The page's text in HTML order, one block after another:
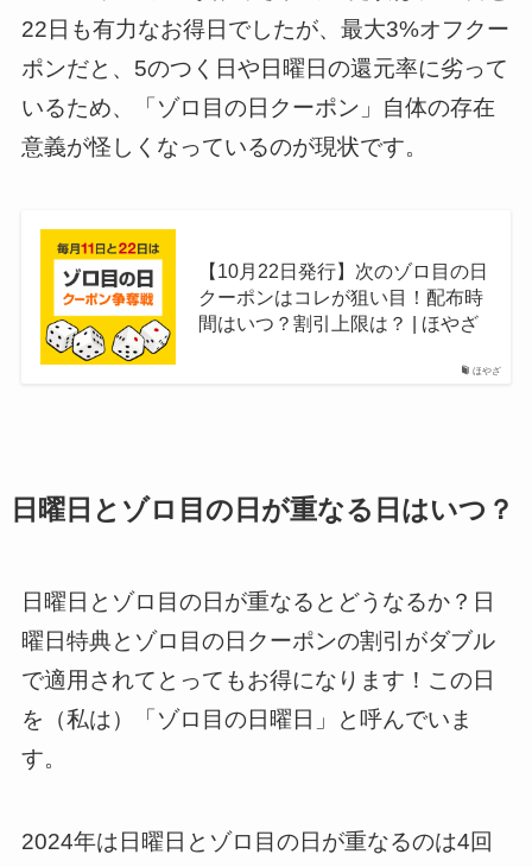
22日も有力なお得日でしたが、最大3%オフクー
ポンだと、5のつく日や日曜日の還元率に劣って
いるため、「ゾロ目の日クーポン」自体の存在
意義が怪しくなっているのが現状です。
ほやざ
【10月22日発行】次のゾロ目の日
クーポンはコレが狙い目！配布時
間はいつ？割引上限は？ | ほやざ
日曜日とゾロ目の日が重なる日はいつ？
日曜日とゾロ目の日が重なるとどうなるか？日
曜日特典とゾロ目の日クーポンの割引がダブル
で適用されてとってもお得になります！この日
を（私は）
「ゾロ目の日曜日」
と呼んでいま
す。
2024年は日曜日とゾロ目の日が重なるのは4回